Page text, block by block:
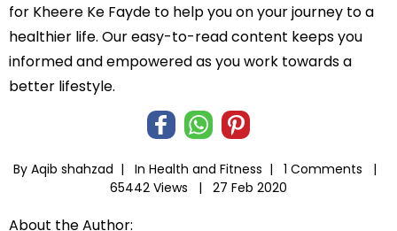
for Kheere Ke Fayde to help you on your journey to a
healthier life. Our easy-to-read content keeps you
informed and empowered as you work towards a
better lifestyle.
By Aqib shahzad | In Health and Fitness |
1 Comments |
65442 Views |
27 Feb 2020
About the Author: